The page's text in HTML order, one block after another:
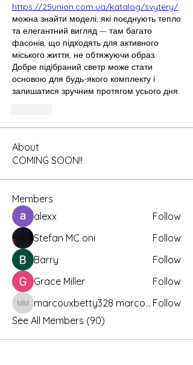
https://25union.com.ua/katalog/svytery/
можна знайти моделі, які поєднують тепло
та елегантний вигляд — там багато
фасонів, що підходять для активного
міського життя, не обтяжуючи образ.
Добре підібраний светр може стати
основою для будь-якого комплекту і
залишатися зручним протягом усього дня.
About
COMING SOON!!
Members
alexx
Follow
Stefan MC oni
Follow
Barry
Follow
Grace Miller
Follow
marcouxbetty328 marcouxbetty328 marcouxbetty328 marcouxbetty328 Follow
See All Members (90)